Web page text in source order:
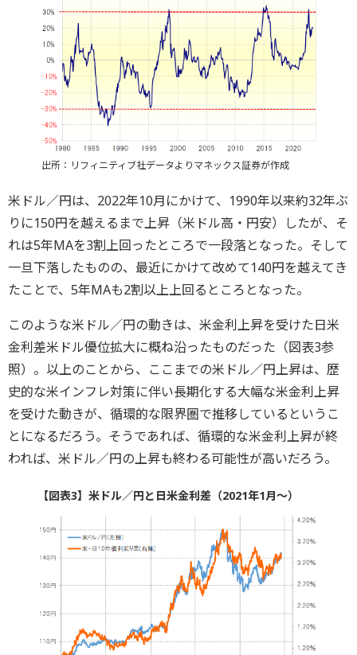
出所：リフィニティブ社データよりマネックス証券が作成
米ドル／円は、2022年10月にかけて、1990年以来約32年ぶ
りに150円を越えるまで上昇（米ドル高・円安）したが、そ
れは5年MAを3割上回ったところで一段落となった。そして
一旦下落したものの、最近にかけて改めて140円を越えてき
たことで、5年MAも2割以上上回るところとなった。
このような米ドル／円の動きは、米金利上昇を受けた日米
金利差米ドル優位拡大に概ね沿ったものだった（図表3参
照）。以上のことから、ここまでの米ドル／円上昇は、歴
史的な米インフレ対策に伴い長期化する大幅な米金利上昇
を受けた動きが、循環的な限界圏で推移しているというこ
とになるだろう。そうであれば、循環的な米金利上昇が終
われば、米ドル／円の上昇も終わる可能性が高いだろう。
【図表3】米ドル／円と日米金利差（2021年1月～）